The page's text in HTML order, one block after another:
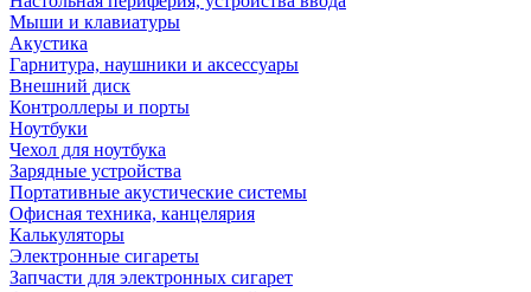
Мыши и клавиатуры
Акустика
Гарнитура, наушники и аксессуары
Внешний диск
Контроллеры и порты
Ноутбуки
Чехол для ноутбука
Зарядные устройства
Портативные акустические системы
Офисная техника, канцелярия
Калькуляторы
Электронные сигареты
Запчасти для электронных сигарет